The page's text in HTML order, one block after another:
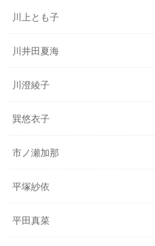
川上とも子
川井田夏海
川澄綾子
巽悠衣子
市ノ瀬加那
平塚紗依
平田真菜